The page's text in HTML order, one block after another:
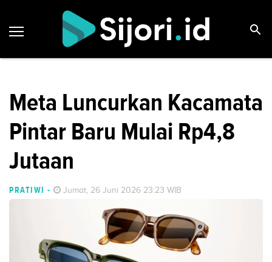
Meta Luncurkan Kacamata
Pintar Baru Mulai Rp4,8
Jutaan
PRATIWI - Jumat, 26 Juni 2026 23:23 WIB